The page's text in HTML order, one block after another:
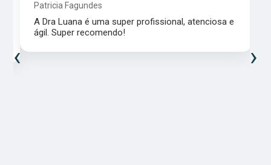
Patricia Fagundes
A Dra Luana é uma super profissional, atenciosa e
ágil. Super recomendo!
‹ ›